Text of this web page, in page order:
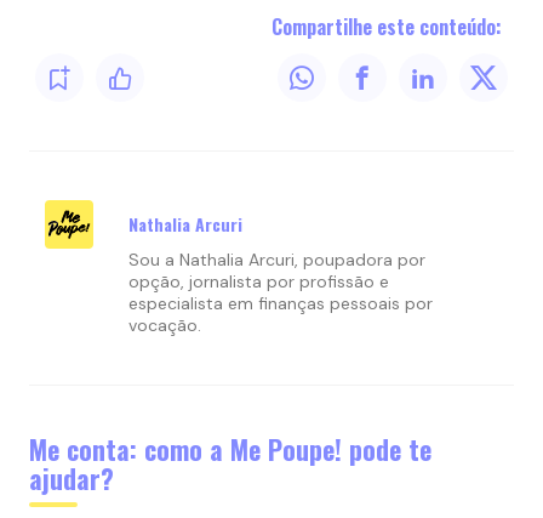
Compartilhe este conteúdo:
Nathalia Arcuri
Sou a Nathalia Arcuri, poupadora por
opção, jornalista por profissão e
especialista em finanças pessoais por
vocação.
Me conta: como a Me Poupe! pode te
ajudar?